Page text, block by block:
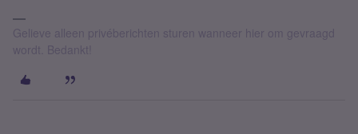
Gelieve alleen privéberichten sturen wanneer hier om gevraagd
wordt. Bedankt!